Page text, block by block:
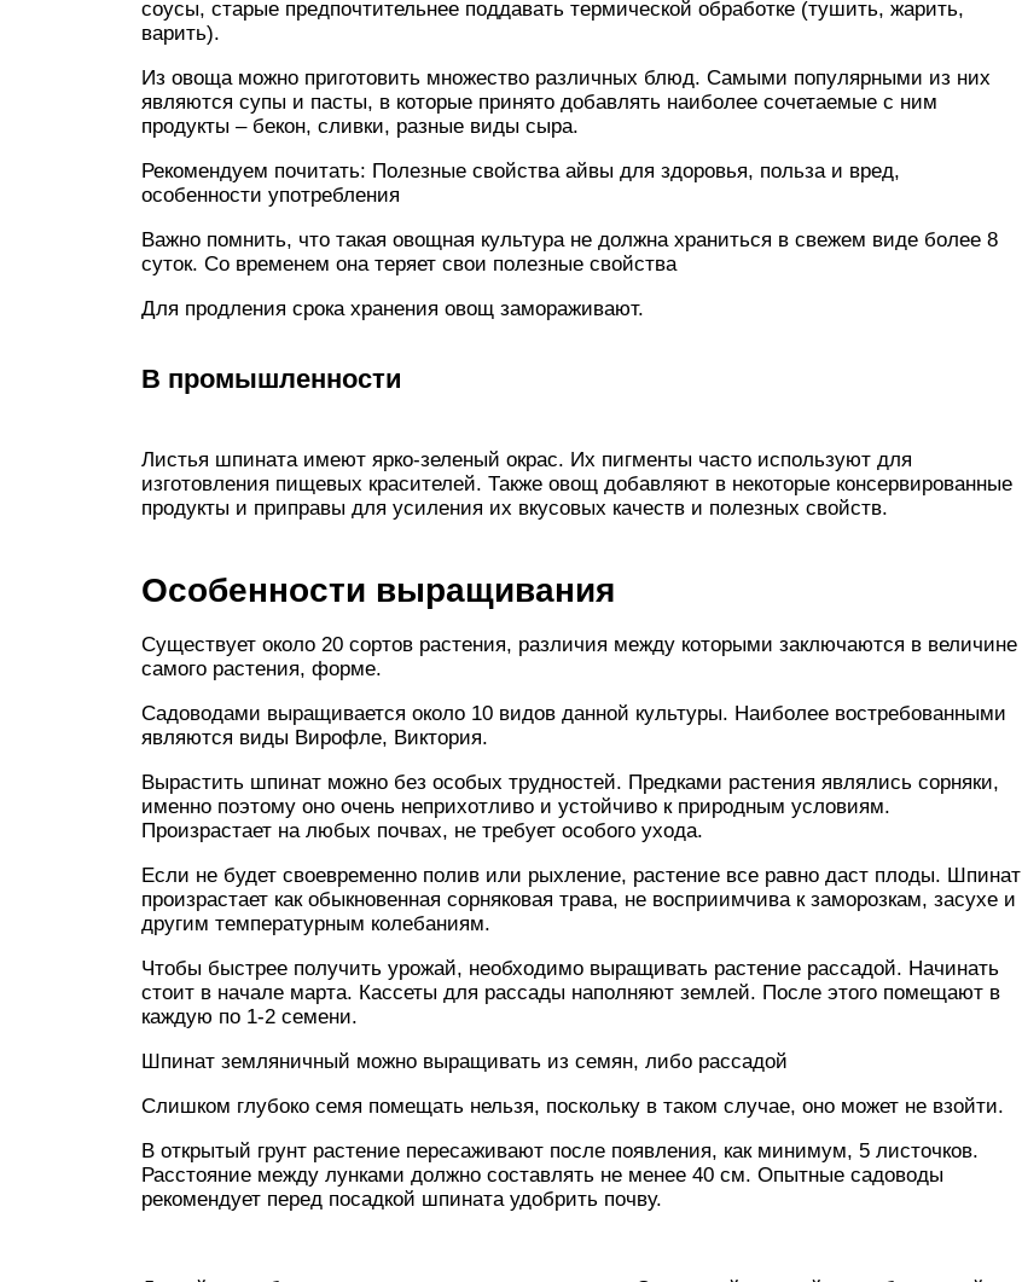
соусы, старые предпочтительнее поддавать термической обработке (тушить, жарить,
варить).
Из овоща можно приготовить множество различных блюд. Самыми популярными из них
являются супы и пасты, в которые принято добавлять наиболее сочетаемые с ним
продукты – бекон, сливки, разные виды сыра.
Рекомендуем почитать: Полезные свойства айвы для здоровья, польза и вред,
особенности употребления
Важно помнить, что такая овощная культура не должна храниться в свежем виде более 8
суток. Со временем она теряет свои полезные свойства
Для продления срока хранения овощ замораживают.
В промышленности
Листья шпината имеют ярко-зеленый окрас. Их пигменты часто используют для
изготовления пищевых красителей. Также овощ добавляют в некоторые консервированные
продукты и приправы для усиления их вкусовых качеств и полезных свойств.
Особенности выращивания
Существует около 20 сортов растения, различия между которыми заключаются в величине
самого растения, форме.
Садоводами выращивается около 10 видов данной культуры. Наиболее востребованными
являются виды Вирофле, Виктория.
Вырастить шпинат можно без особых трудностей. Предками растения являлись сорняки,
именно поэтому оно очень неприхотливо и устойчиво к природным условиям.
Произрастает на любых почвах, не требует особого ухода.
Если не будет своевременно полив или рыхление, растение все равно даст плоды. Шпинат
произрастает как обыкновенная сорняковая трава, не восприимчива к заморозкам, засухе и
другим температурным колебаниям.
Чтобы быстрее получить урожай, необходимо выращивать растение рассадой. Начинать
стоит в начале марта. Кассеты для рассады наполняют землей. После этого помещают в
каждую по 1-2 семени.
Шпинат земляничный можно выращивать из семян, либо рассадой
Слишком глубоко семя помещать нельзя, поскольку в таком случае, оно может не взойти.
В открытый грунт растение пересаживают после появления, как минимум, 5 листочков.
Расстояние между лунками должно составлять не менее 40 см. Опытные садоводы
рекомендует перед посадкой шпината удобрить почву.